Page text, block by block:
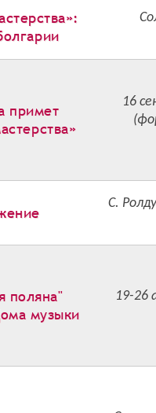
примет
16
С.
поляна"
музыки
19-26